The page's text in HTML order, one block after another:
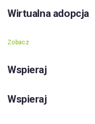
Wirtualna adopcja
Zobacz
Wspieraj
Wspieraj